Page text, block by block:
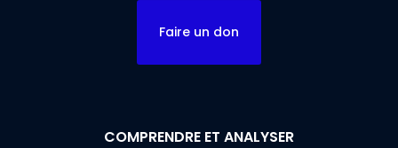
Faire un don
COMPRENDRE ET ANALYSER